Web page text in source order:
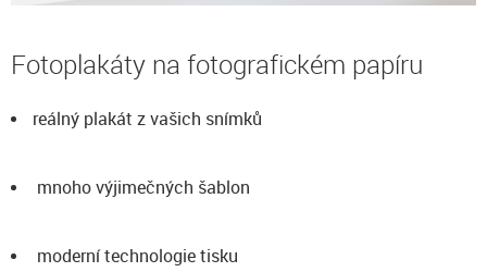
Fotoplakáty na fotografickém papíru
reálný plakát z vašich snímků
mnoho výjimečných šablon
moderní technologie tisku